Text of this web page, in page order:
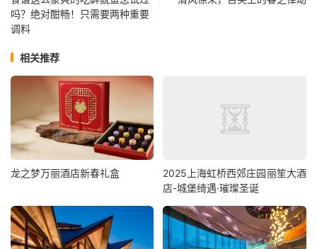
吗？绝对酣畅！只需要两种重要
调料
相关推荐
龙之梦万丽酒店新春礼盒
2025上海虹桥西郊庄园丽笙大酒
店-城堡绮遇·璀璨圣诞